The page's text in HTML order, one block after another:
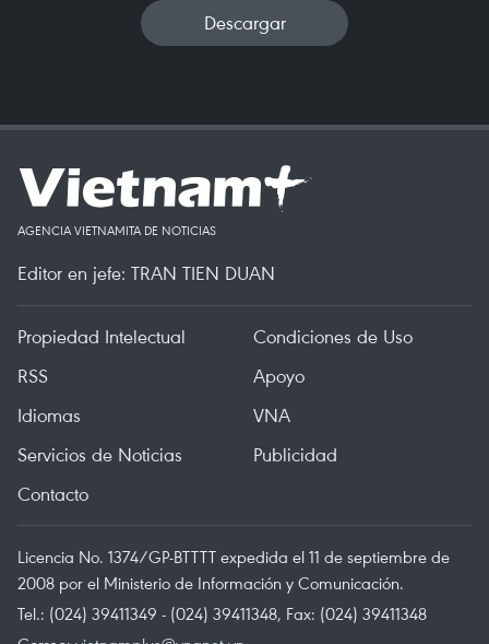
Descargar
AGENCIA VIETNAMITA DE NOTICIAS
Editor en jefe: TRAN TIEN DUAN
Propiedad Intelectual
Condiciones de Uso
RSS
Apoyo
Idiomas
VNA
Servicios de Noticias
Publicidad
Contacto
Licencia No. 1374/GP-BTTTT expedida el 11 de septiembre de
2008 por el Ministerio de Información y Comunicación.
Tel.: (024) 39411349 - (024) 39411348, Fax: (024) 39411348